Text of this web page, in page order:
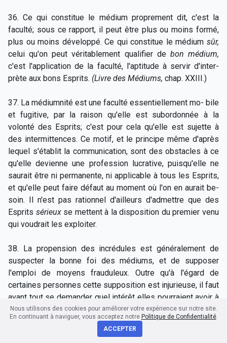
36. Ce qui constitue le médium proprement dit, c'est la
faculté; sous ce rapport, il peut être plus ou moins formé,
plus ou moins développé. Ce qui constitue le médium sûr,
celui qu'on peut véritablement qualifier de bon médium,
c'est l'application de la faculté, l'aptitude à servir d'inter-
prète aux bons Esprits. (Livre des Médiums, chap. XXIII.)
37. La médiumnité est une faculté essentiellement mo- bile
et fugitive, par la raison qu'elle est subordonnée à la
volonté des Esprits; c'est pour cela qu'elle est sujette à
des intermittences. Ce motif, et le principe même d'après
lequel s'établit la communication, sont des obstacles à ce
qu'elle devienne une profession lucrative, puisqu'elle ne
saurait être ni permanente, ni applicable à tous les Esprits,
et qu'elle peut faire défaut au moment où l'on en aurait be-
soin. Il n'est pas rationnel d'ailleurs d'admettre que des
Esprits sérieux se mettent à la disposition du premier venu
qui voudrait les exploiter.
38. La propension des incrédules est généralement de
suspecter la bonne foi des médiums, et de supposer
l'emploi de moyens frauduleux. Outre qu'à l'égard de
certaines personnes cette supposition est injurieuse, il faut
avant tout se demander quel intérêt elles pourraient avoir à
tromper et à jouer ou faire jouer la comédie. La meilleu-e
garantie de sincérité est dans le désintéressement absolu,
car là où il n'y a rien à gagner le charlatanisme n'a pas de
Nous utilisons des cookies pour améliorer votre expérience sur notre site.
En continuant à naviguer, vous acceptez notre Politique de Confidentialité.
ACCEPTER